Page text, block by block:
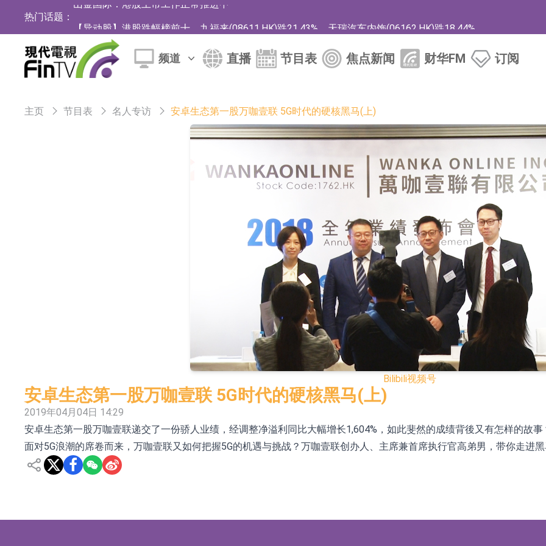
热门话题：
【异动股】港股涨幅榜前十，佳明集团控股(01271.HK)涨+78.22%，拿森科技(02261.HK)涨+64.11%
斯迪克：公司为国内折叠屏核心功能材料供应商
聚辰股份：公司VPD芯片已顺利通过目标客户的测试认证
上期所：7月份对11个实际控制关系账户组采取限制开仓的监管措施
特发服务：成功中标哔哩哔哩上海滨江总部物业服务项目
亚太股份：公司是零跑汽车和Stellantis集团的供应商
【异动股】医疗研发外包板块拉升，博腾股份(300363.CN)涨20.02%
依米康：海外交付以东南亚、中东市场为主 并已取得欧美相关认证
上交所：财通多策略福鑫定期开放灵活配置混合型发起式证券投资基金临时停牌
上交所：景顺长城全球半导体芯片产业股票型证券投资基金临时停牌
【异动股】港股跌幅榜前十，卡森国际(00496.HK)跌22.40%，九福来(08611.HK)跌21.01%
【异动股】港股涨幅榜前十，拿森科技(02261.HK)涨+75.05%，辰兴发展(02286.HK)涨+64.91%
神火股份：新疆神火铝水转化率已100%
【异动股】焦炭Ⅲ板块下挫，陕西黑猫(601015.CN)跌8.38%
浙江证监局对财通证券股份有限公司采取出具警示函措施
频道 直播 节目表 焦点新闻 财华FM 订阅
主页 节目表 名人专访 安卓生态第一股万咖壹联 5G时代的硬核黑马(上)
Bilibili视频号
安卓生态第一股万咖壹联 5G时代的硬核黑马(上)
2019年04月04日 14:29
安卓生态第一股万咖壹联递交了一份骄人业绩，经调整净溢利同比大幅增长1,604%，如此斐然的成绩背後又有怎样的故事
面对5G浪潮的席卷而来，万咖壹联又如何把握5G的机遇与挑战？万咖壹联创办人、主席兼首席执行官高弟男，带你走进